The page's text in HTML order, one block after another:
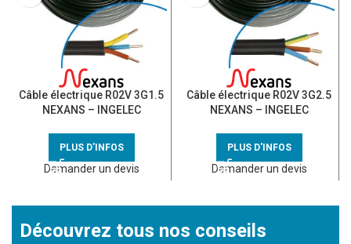
Câble électrique R02V 3G1.5
NEXANS – INGELEC
PLUS D'INFOS
Demander un devis
Câble électrique R02V 3G2.5
NEXANS – INGELEC
PLUS D'INFOS
Demander un devis
Découvrez tous nos conseils